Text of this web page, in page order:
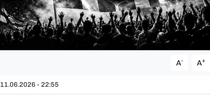
A- A+
11.06.2026 - 22:55